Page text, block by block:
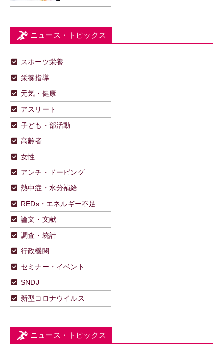
ニュース・トピックス
スポーツ栄養
栄養指導
元気・健康
アスリート
子ども・部活動
高齢者
女性
アンチ・ドーピング
熱中症・水分補給
REDs・エネルギー不足
論文・文献
調査・統計
行政機関
セミナー・イベント
SNDJ
新型コロナウイルス
ニュース・トピックス